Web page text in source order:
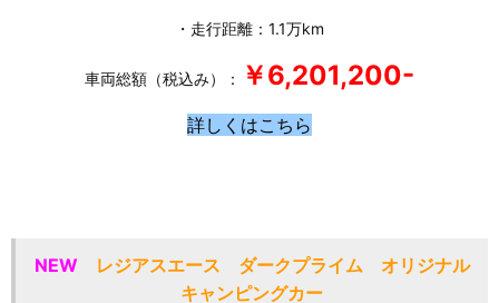
・走行距離：1.1万km
車両総額（税込み）： ￥6,201,200-
詳しくはこちら
NEWレジアスエース ダークプライム オリジナル
キャンピングカー